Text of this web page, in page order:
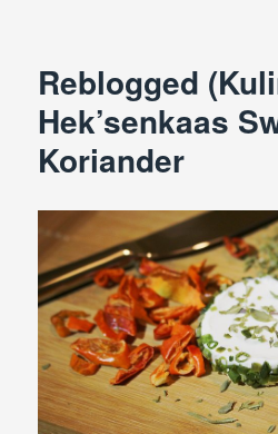
Autorenleben
|
vs.
„eruptiver
Reblogged
Hek’senkaas
Koriander